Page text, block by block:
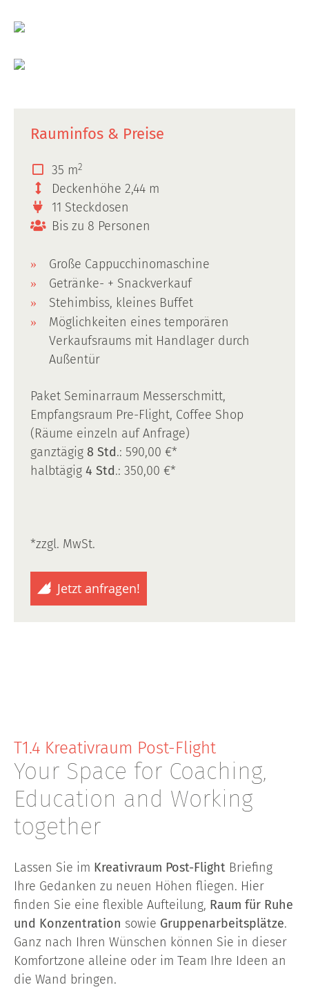
Rauminfos & Preise
35 m2
Deckenhöhe 2,44 m
11 Steckdosen
Bis zu 8 Personen
Große Cappucchinomaschine
Getränke- + Snackverkauf
Stehimbiss, kleines Buffet
Möglichkeiten eines temporären
Verkaufsraums mit Handlager durch
Außentür
Paket Seminarraum Messerschmitt,
Empfangsraum Pre-Flight, Coffee Shop
(Räume einzeln auf Anfrage)
ganztägig 8 Std.: 590,00 €*
halbtägig 4 Std.: 350,00 €*
*zzgl. MwSt.
Jetzt anfragen!
T1.4 Kreativraum Post-Flight
Your Space for Coaching,
Education and Working
together
Lassen Sie im Kreativraum Post-Flight Briefing
Ihre Gedanken zu neuen Höhen fliegen. Hier
finden Sie eine flexible Aufteilung, Raum für Ruhe
und Konzentration sowie Gruppenarbeitsplätze.
Ganz nach Ihren Wünschen können Sie in dieser
Komfortzone alleine oder im Team Ihre Ideen an
die Wand bringen.